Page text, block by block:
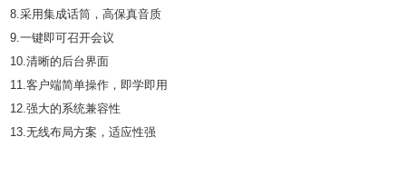
8.采用集成话筒，高保真音质
9.一键即可召开会议
10.清晰的后台界面
11.客户端简单操作，即学即用
12.强大的系统兼容性
13.无线布局方案，适应性强